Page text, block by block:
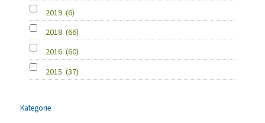
2019 (6)
2018 (66)
2016 (60)
2015 (37)
Kategorie